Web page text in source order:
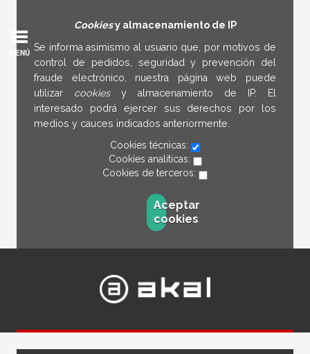
Cookiesy almacenamiento de IP
Se informa asimismo al usuario que, por motivos de
control de pedidos, seguridad y prevención del
fraude electrónico, nuestra página web puede
utilizar cookies y almacenamiento de IP. El
interesado podrá ejercer sus derechos por los
medios y cauces indicados anteriormente.
Cookies técnicas:
Cookies analíticas:
Cookies de terceros:
Aceptar
cookies
MENÚ